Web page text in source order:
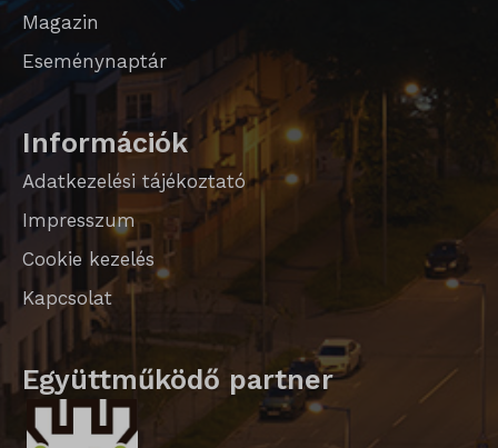
Magazin
Eseménynaptár
Információk
Adatkezelési tájékoztató
Impresszum
Cookie kezelés
Kapcsolat
Együttműködő partner